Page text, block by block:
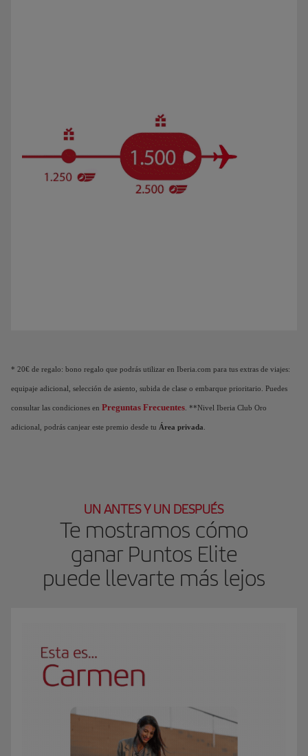
* 20€ de regalo: bono regalo que podrás utilizar en Iberia.com para tus extras de viajes:
equipaje adicional, selección de asiento, subida de clase o embarque prioritario. Puedes
consultar las condiciones en Preguntas Frecuentes . **Nivel Iberia Club Oro
adicional, podrás canjear este premio desde tu Área privada
UN ANTES Y UN DESPUÉS
Te mostramos cómo
ganar Puntos Elite
puede llevarte más lejos